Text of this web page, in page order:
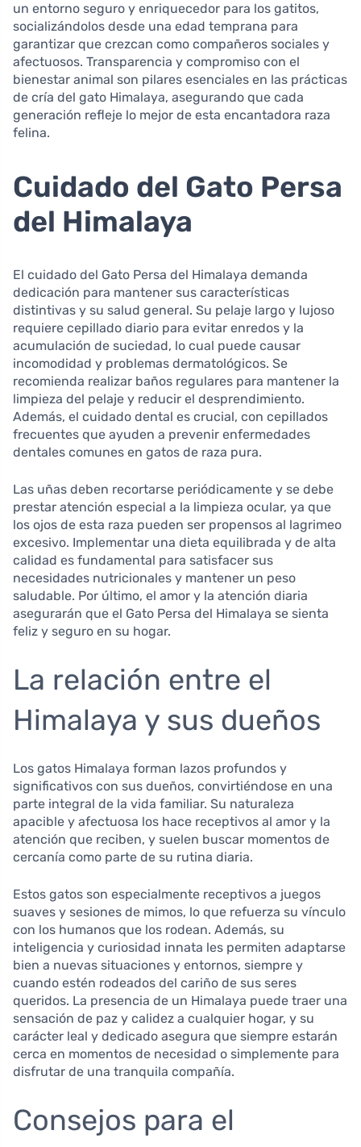
un entorno seguro y enriquecedor para los gatitos,
socializándolos desde una edad temprana para
garantizar que crezcan como compañeros sociales y
afectuosos. Transparencia y compromiso con el
bienestar animal son pilares esenciales en las prácticas
de cría del gato Himalaya, asegurando que cada
generación refleje lo mejor de esta encantadora raza
felina.
Cuidado del Gato Persa
del Himalaya
El cuidado del Gato Persa del Himalaya demanda
dedicación para mantener sus características
distintivas y su salud general. Su pelaje largo y lujoso
requiere cepillado diario para evitar enredos y la
acumulación de suciedad, lo cual puede causar
incomodidad y problemas dermatológicos. Se
recomienda realizar baños regulares para mantener la
limpieza del pelaje y reducir el desprendimiento.
Además, el cuidado dental es crucial, con cepillados
frecuentes que ayuden a prevenir enfermedades
dentales comunes en gatos de raza pura.
Las uñas deben recortarse periódicamente y se debe
prestar atención especial a la limpieza ocular, ya que
los ojos de esta raza pueden ser propensos al lagrimeo
excesivo. Implementar una dieta equilibrada y de alta
calidad es fundamental para satisfacer sus
necesidades nutricionales y mantener un peso
saludable. Por último, el amor y la atención diaria
asegurarán que el Gato Persa del Himalaya se sienta
feliz y seguro en su hogar.
La relación entre el
Himalaya y sus dueños
Los gatos Himalaya forman lazos profundos y
significativos con sus dueños, convirtiéndose en una
parte integral de la vida familiar. Su naturaleza
apacible y afectuosa los hace receptivos al amor y la
atención que reciben, y suelen buscar momentos de
cercanía como parte de su rutina diaria.
Estos gatos son especialmente receptivos a juegos
suaves y sesiones de mimos, lo que refuerza su vínculo
con los humanos que los rodean. Además, su
inteligencia y curiosidad innata les permiten adaptarse
bien a nuevas situaciones y entornos, siempre y
cuando estén rodeados del cariño de sus seres
queridos. La presencia de un Himalaya puede traer una
sensación de paz y calidez a cualquier hogar, y su
carácter leal y dedicado asegura que siempre estarán
cerca en momentos de necesidad o simplemente para
disfrutar de una tranquila compañía.
Consejos para el